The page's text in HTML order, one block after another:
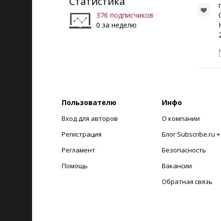
376 подписчиков
0 за неделю
Пользователю
Вход для авторов
Регистрация
Регламент
Помощь
Инфо
О компании
Блог Subscribe.ru +
Безопасность
Вакансии
Обратная связь